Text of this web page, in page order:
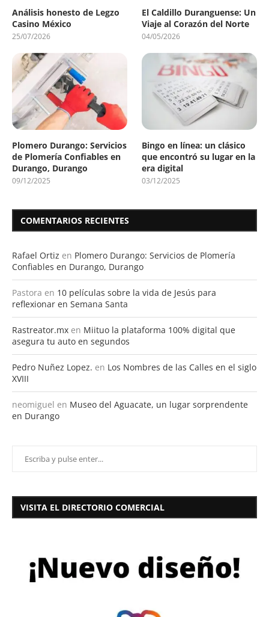
Análisis honesto de Legzo
Casino México
25/07/2026
El Caldillo Duranguense: Un
Viaje al Corazón del Norte
04/05/2026
Plomero Durango: Servicios
de Plomería Confiables en
Durango, Durango
09/12/2025
Bingo en línea: un clásico
que encontró su lugar en la
era digital
03/12/2025
COMENTARIOS RECIENTES
Rafael Ortiz en Plomero Durango: Servicios de Plomería
Confiables en Durango, Durango
Pastora en 10 películas sobre la vida de Jesús para
reflexionar en Semana Santa
Rastreator.mx en Miituo la plataforma 100% digital que
asegura tu auto en segundos
Pedro Nuñez Lopez. en Los Nombres de las Calles en el siglo
XVIII
neomiguel en Museo del Aguacate, un lugar sorprendente
en Durango
VISITA EL DIRECTORIO COMERCIAL